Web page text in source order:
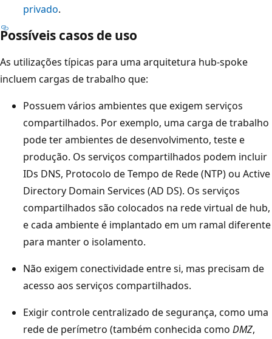
r
t
u
privado.
Possíveis casos de uso
As utilizações típicas para uma arquitetura hub-spoke
incluem cargas de trabalho que:
Possuem vários ambientes que exigem serviços
compartilhados. Por exemplo, uma carga de trabalho
pode ter ambientes de desenvolvimento, teste e
produção. Os serviços compartilhados podem incluir
IDs DNS, Protocolo de Tempo de Rede (NTP) ou Active
Directory Domain Services (AD DS). Os serviços
compartilhados são colocados na rede virtual de hub,
e cada ambiente é implantado em um ramal diferente
para manter o isolamento.
Não exigem conectividade entre si, mas precisam de
acesso aos serviços compartilhados.
Exigir controle centralizado de segurança, como uma
rede de perímetro (também conhecida como DMZ,